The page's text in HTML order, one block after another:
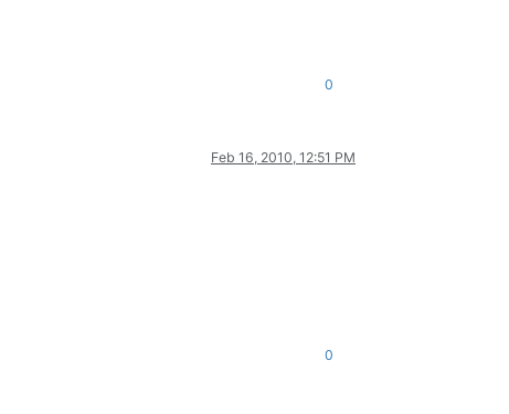
0
Feb 16, 2010, 12:51 PM
0